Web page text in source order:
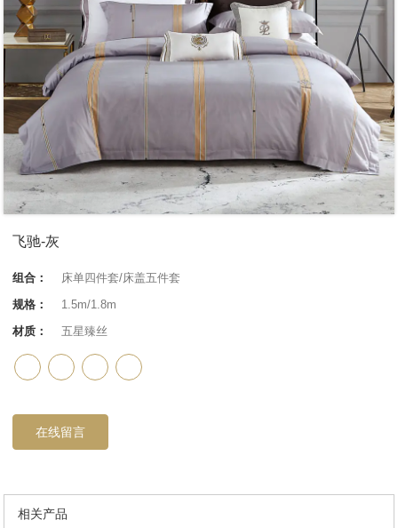
飞驰-灰
组合：
床单四件套/床盖五件套
规格：
1.5m/1.8m
材质：
五星臻丝
在线留言
相关产品